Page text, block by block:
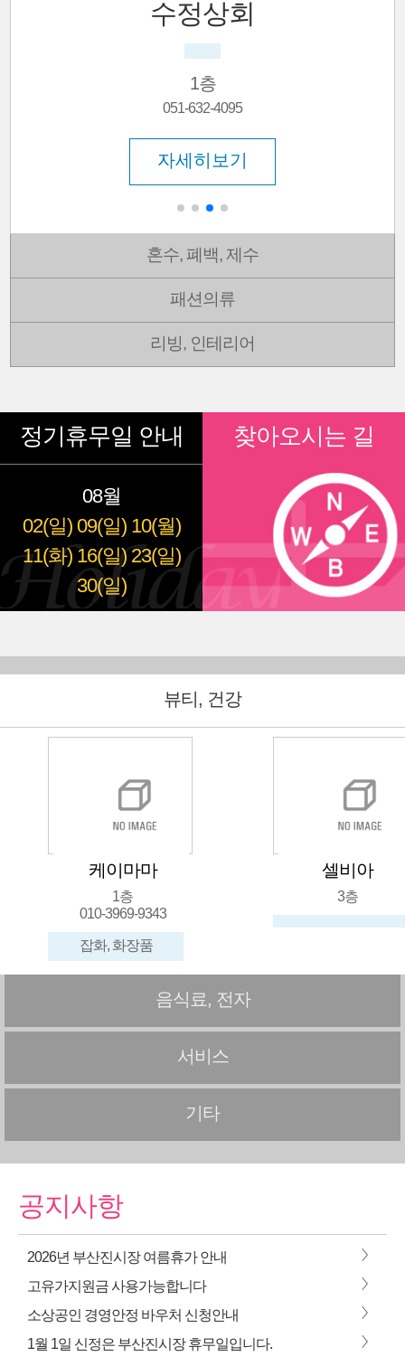
수정상회
1층
051-632-4095
자세히보기
혼수, 폐백, 제수
패션의류
리빙, 인테리어
정기휴무일 안내
08월
02(일) 09(일) 10(월)
11(화) 16(일) 23(일)
30(일)
찾아오시는 길
뷰티, 건강
케이마마
1층
010-3969-9343
잡화, 화장품
셀비아
3층
음식료, 전자
서비스
기타
공지사항
2026년 부산진시장 여름휴가 안내 >
고유가지원금 사용가능합니다 >
소상공인 경영안정 바우처 신청안내 >
1월 1일 신정은 부산진시장 휴무일입니다. >